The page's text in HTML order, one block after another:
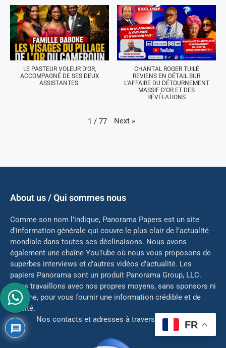
LE PASTEUR VOLEUR D'OR,
ACCOMPAGNÉ DE SES DEUX
ASSISTANTES.
CHANTAL ROGER TUILÉ
REVIENS EN DÉTAIL SUR
L'AFFAIRE DU DÉTOURNEMENT
MASSIF D'OR ET DES
RÉVÉLATIONS
1 / 77 Next »
About us / Qui sommes nous
Comme son nom l’indique, Panorama Papers est un site
d’information générale qui couvre le plus clair de l’actualité
mondiale dans toutes ses déclinaisons. Nous avons
également une chaîne YouTube où nous vous proposons de
superbes interviews et d’autres vidéos d’actualité. Les
papiers Panorama sont un produit Panorama Group, LLC.
Nous travaillons avec nos propres moyens, sans sponsors ni
mécène, pour vous fournir une information crédible et de
qualité.
Nos contacts et adresses à travers le monde:
FR